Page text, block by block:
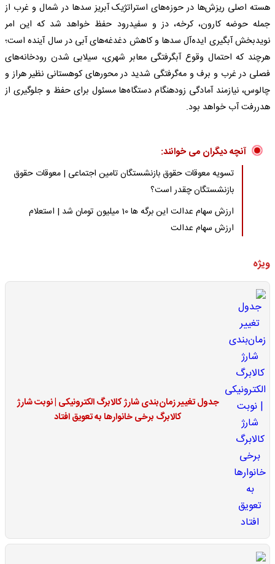
هسته اصلی ریزش‌ها در حوزه‌های استراتژیک آبریز سدها در شمال و غرب از
جمله حوضه کارون، کرخه، دز و سفیدرود حفظ خواهد شد که این امر
نویدبخش آبگیری ایده‌آل سدها و کاهش دغدغه‌های آبی در سال آینده است؛
هرچند که احتمال وقوع آبگرفتگی معابر شهری، سیلابی شدن رودخانه‌های
فصلی در غرب و برف و مه‌گرفتگی شدید در محورهای کوهستانی نظیر هراز و
چالوس، نیازمند آمادگی زودهنگام دستگاه‌ها مسئول برای حفظ و جلوگیری از
هدررفت آب خواهد بود.
آنچه دیگران می خوانند:
تسویه معوقات حقوق بازنشستگان تامین اجتماعی | معوقات حقوق
بازنشستگان چقدر است؟
ارزش سهام عدالت این برگه ها 10 میلیون تومان شد | استعلام
ارزش سهام عدالت
ویژه
جدول تغییر زمان‌بندی شارژ کالابرگ الکترونیکی | نوبت شارژ
کالابرگ برخی خانوارها به تعویق افتاد